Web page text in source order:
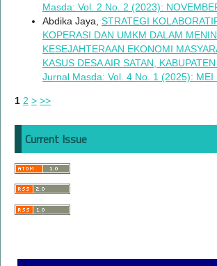
Masda: Vol. 2 No. 2 (2023):
Abdika Jaya, STRATEGI
KOPERASI DAN UMKM DALAM
KESEJAHTERAAN EKONOMI
KASUS DESA AIR SATAN,
Jurnal Masda: Vol. 4 No. 1 (2025): MEI
1 2 > >>
Current Issue